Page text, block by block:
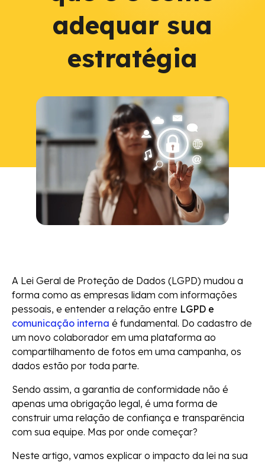
adequar sua
estratégia
A Lei Geral de Proteção de Dados (LGPD) mudou a
forma como as empresas lidam com informações
pessoais, e entender a relação entre LGPD e
comunicação interna é fundamental. Do cadastro de
um novo colaborador em uma plataforma ao
compartilhamento de fotos em uma campanha, os
dados estão por toda parte.
Sendo assim, a garantia de conformidade não é
apenas uma obrigação legal, é uma forma de
construir uma relação de confiança e transparência
com sua equipe. Mas por onde começar?
Neste artigo, vamos explicar o impacto da lei na sua